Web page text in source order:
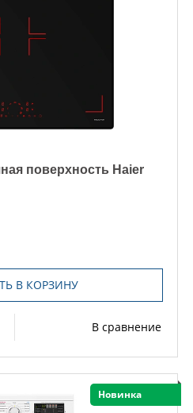
поверхность Haier
В КОРЗИНУ
В сравнение
Новинка